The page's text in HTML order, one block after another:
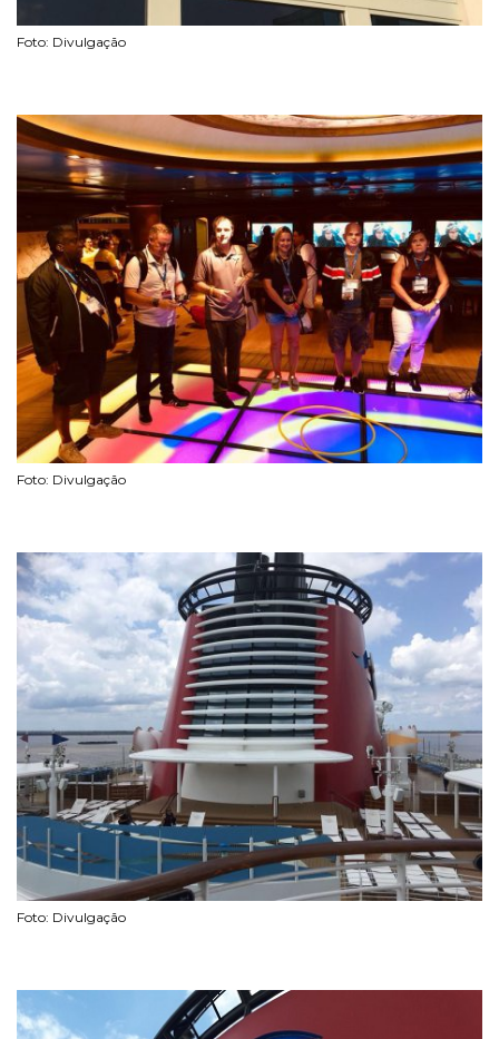
Foto: Divulgação
Foto: Divulgação
Foto: Divulgação